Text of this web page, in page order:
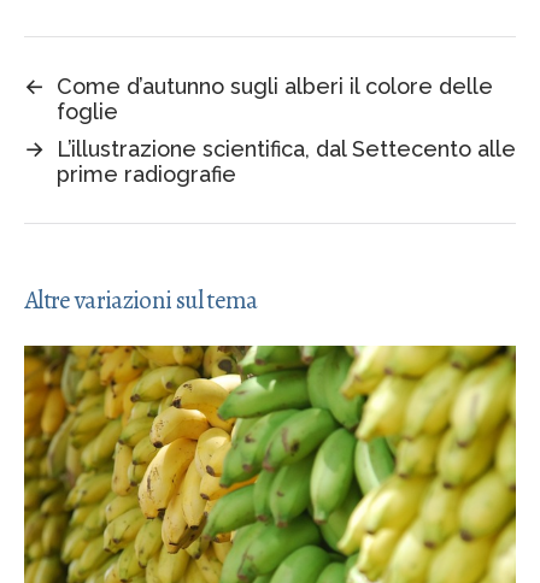
←
Come d’autunno sugli alberi il colore delle
foglie
→
L’illustrazione scientifica, dal Settecento alle
prime radiografie
Altre variazioni sul tema